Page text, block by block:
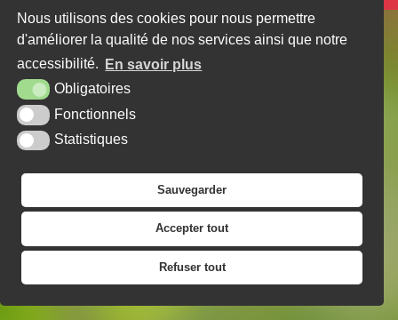
Nous utilisons des cookies pour nous permettre
d'améliorer la qualité de nos services ainsi que notre
accessibilité.
En savoir plus
Obligatoires
Fonctionnels
Statistiques
Sauvegarder
Accepter tout
Refuser tout